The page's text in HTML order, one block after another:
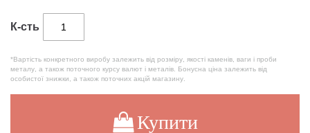
К-сть
*Вартість конкретного виробу залежить від розміру, якості каменів, ваги і проби
металу, а також поточного курсу валют і металів. Бонусна ціна залежить від
особистої знижки, а також поточних акцій магазину.
Купити